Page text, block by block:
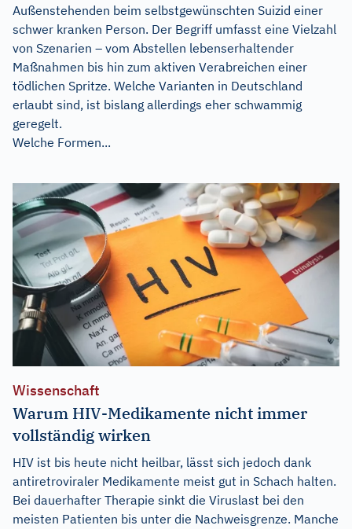
Außenstehenden beim selbstgewünschten Suizid einer
schwer kranken Person. Der Begriff umfasst eine Vielzahl
von Szenarien – vom Abstellen lebenserhaltender
Maßnahmen bis hin zum aktiven Verabreichen einer
tödlichen Spritze. Welche Varianten in Deutschland
erlaubt sind, ist bislang allerdings eher schwammig
geregelt.
Welche Formen...
Wissenschaft
Warum HIV-Medikamente nicht immer
vollständig wirken
HIV ist bis heute nicht heilbar, lässt sich jedoch dank
antiretroviraler Medikamente meist gut in Schach halten.
Bei dauerhafter Therapie sinkt die Viruslast bei den
meisten Patienten bis unter die Nachweisgrenze. Manche